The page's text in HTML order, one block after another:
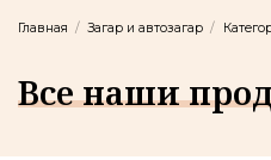
Главная Загар и автозагар
Все наши